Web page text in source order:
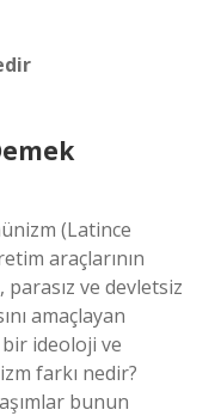
(Latince
araçlarının
parasız ve devletsiz
amaçlayan
ideoloji ve
farkı nedir?
bunun